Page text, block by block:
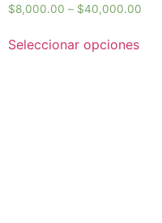
$8,000.00 – $40,000.00
Seleccionar opciones